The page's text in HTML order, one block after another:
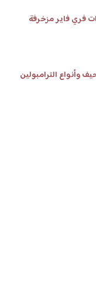
فري فاير مزخرفة
وأنواع الترامبولين